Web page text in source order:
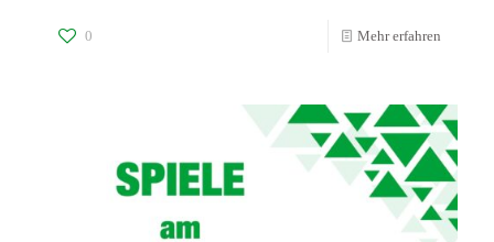
0 Mehr erfahren
Oberliga
Nord